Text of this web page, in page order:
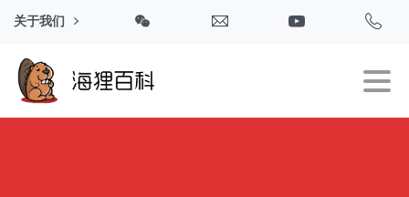
关于我们